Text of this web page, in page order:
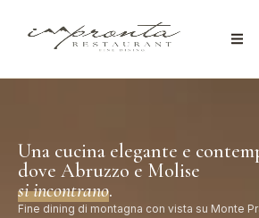
Una cucina elegante e
dove Abruzzo e Molise
si incontrano.
Fine dining di montagna con vista su Monte